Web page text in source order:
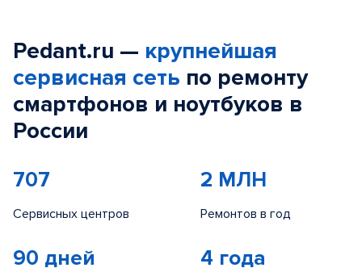
Pedant.ru — крупнейшая
сервисная сеть по ремонту
смартфонов и ноутбуков в
России
707
Сервисных центров
2 МЛН
Ремонтов в год
90 дней 4 года